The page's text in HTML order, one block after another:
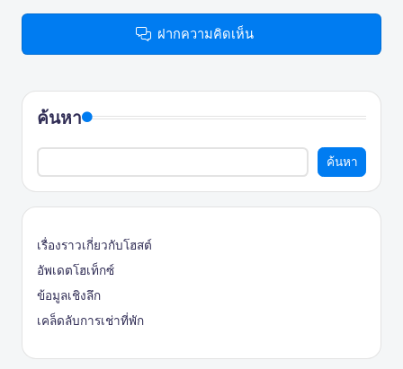
ฝากความคิดเห็น
ค้นหา
ค้นหา
เรื่องราวเกี่ยวกับโฮสต์
อัพเดตโฮเท็กซ์
ข้อมูลเชิงลึก
เคล็ดลับการเช่าที่พัก